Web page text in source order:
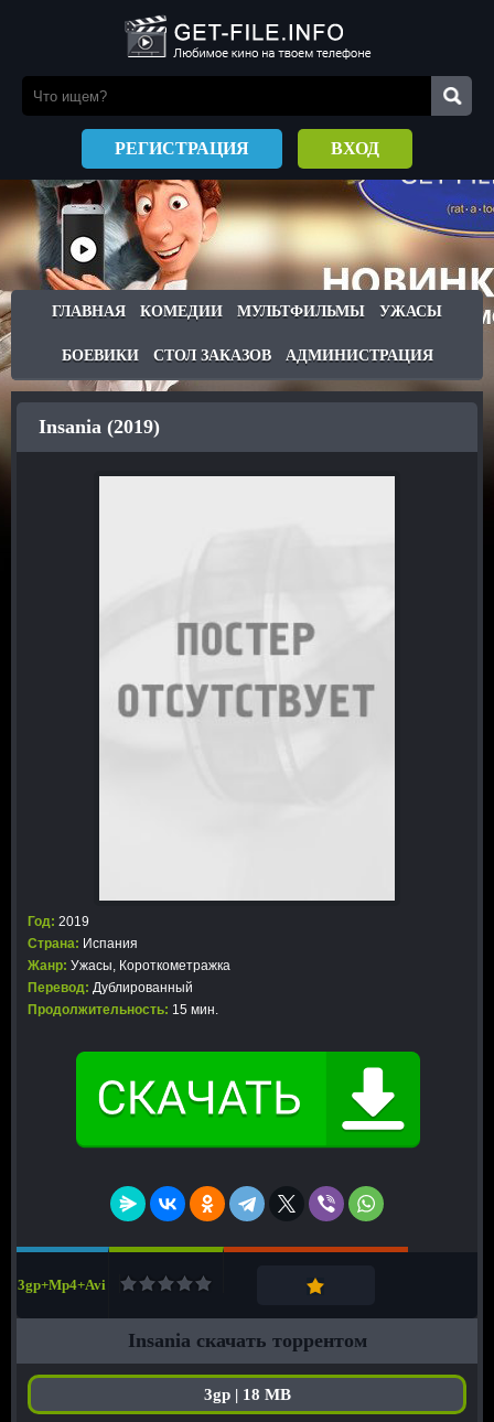
РЕГИСТРАЦИЯ ВХОД
ГЛАВНАЯ КОМЕДИИ МУЛЬТФИЛЬМЫ УЖАСЫ
БОЕВИКИ СТОЛ ЗАКАЗОВ АДМИНИСТРАЦИЯ
Insania (2019)
Год: 2019
Страна: Испания
Жанр: Ужасы, Короткометражка
Перевод: Дублированный
Продолжительность: 15 мин.
3gp+Mp4+Avi
Insania скачать торрентом
3gp | 18 MB